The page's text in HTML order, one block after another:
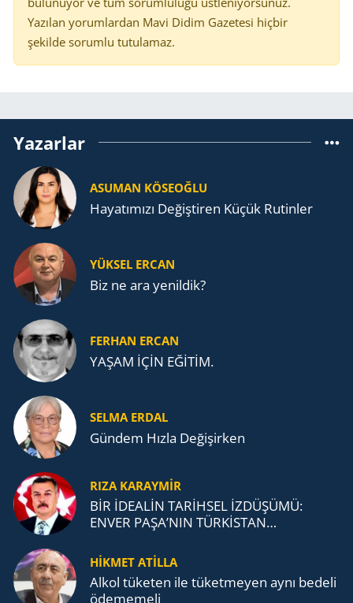
Yazılan yorumlardan Mavi Didim Gazetesi hiçbir
şekilde sorumlu tutulamaz.
Yazarlar
ASUMAN KÖSEOĞLU
Ha­ya­tı­mı­zı De­ğiş­ti­ren Küçük Ru­tin­ler
YÜKSEL ERCAN
Biz ne ara yenildik?
FERHAN ERCAN
YAŞAM İÇİN EĞİTİM.
SELMA ERDAL
Gündem Hızla Değişirken
RIZA KARAYMIR
BİR İDEALİN TARİHSEL İZDÜŞÜMÜ:
ENVER PAŞA’NIN TÜRKİSTAN
TEŞKİLATI’NA UZANAN MİRASI
HİKMET ATİLLA
Alkol tü­ke­ten ile tü­ket­me­yen aynı be­de­li
öde­me­me­li